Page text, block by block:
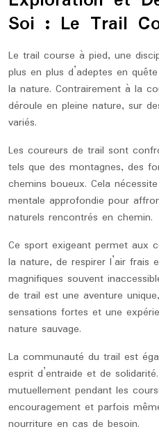
Soi : Le Trail
Le trail course à pied, une
plus en plus d’adeptes en
la nature. Contrairement à la
déroule en pleine nature, sur
variés.
Les coureurs de trail sont
tels que des montagnes, des
chemins boueux. Cela
mentale approfondie pour
naturels rencontrés en chemin.
Ce sport exigeant permet aux
la nature, de respirer l’air frais
magnifiques souvent
de trail est une aventure
sensations fortes et une
nature sauvage.
La communauté du trail est
esprit d’entraide et de
mutuellement pendant les
encouragement et parfois
nourriture en cas de besoin.